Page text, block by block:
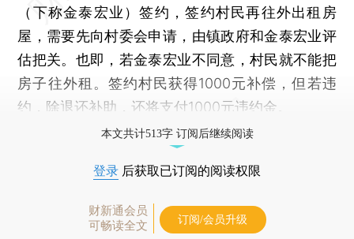
（下称金泰宏业）签约，签约村民再往外出租房
屋，需要先向村委会申请，由镇政府和金泰宏业评
估把关。也即，若金泰宏业不同意，村民就不能把
房子往外租。签约村民获得1000元补偿，但若违
约，除退还补助，还将支付1000元违约金。
本文共计513字 订阅后继续阅读
登录 后获取已订阅的阅读权限
财新通会员
可畅读全文
订阅/会员升级